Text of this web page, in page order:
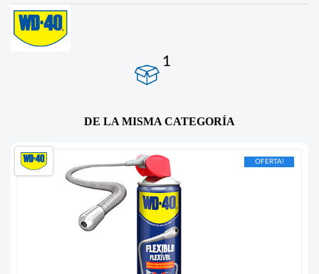
1
DE LA MISMA CATEGORÍA
OFERTA!